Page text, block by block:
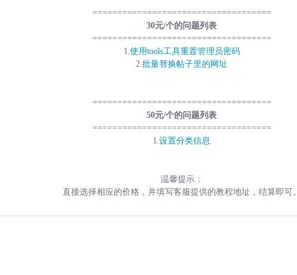
====================================
30元/个的问题列表
====================================
1.使用tools工具重置管理员密码
2.批量替换帖子里的网址
====================================
50元/个的问题列表
====================================
1.设置分类信息
温馨提示：
直接选择相应的价格，并填写客服提供的教程地址，结算即可。